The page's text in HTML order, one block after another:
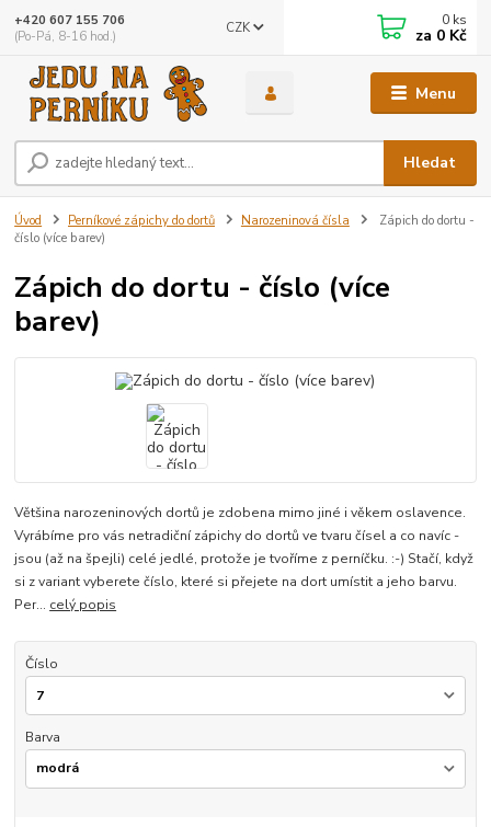
Menu
CZK
Hledat
+420 607 155 706
(Po-Pá, 8-16 hod.)
0 ks
za 0 Kč
Úvod Perníkové zápichy do dortů Narozeninová čísla
Zápich do dortu -
číslo (více barev)
Zápich do dortu - číslo (více
barev)
Většina narozeninových dortů je zdobena mimo jiné i věkem oslavence.
Vyrábíme pro vás netradiční zápichy do dortů ve tvaru čísel a co navíc -
jsou (až na špejli) celé jedlé, protože je tvoříme z perníčku. :-) Stačí, když
si z variant vyberete číslo, které si přejete na dort umístit a jeho barvu.
Per... celý popis
Číslo
Barva